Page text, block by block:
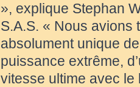
», explique Stephan
S.A.S. « Nous
absolument unique
puissance extrême,
vitesse ultime avec le